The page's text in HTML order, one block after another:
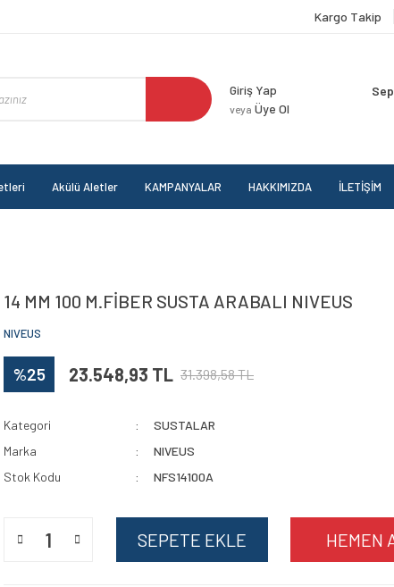
Kargo Takip
Giriş Yap
veya Üye Ol
Akülü Aletler KAMPANYALAR HAKKIMIZDA İLETİŞİM
14 MM 100 M.FİBER SUSTA ARABALI NIVEUS
NIVEUS
%25 23.548,93 TL 31.398,58 TL
Kategori
SUSTALAR
Marka
NIVEUS
Stok Kodu
NFS14100A
SEPETE EKLE HEMEN